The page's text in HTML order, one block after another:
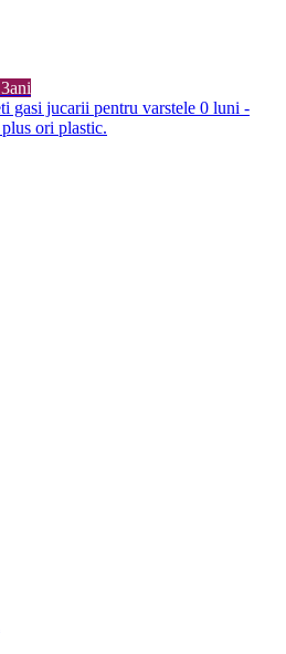
gasi jucarii pentru varstele 0 luni -
ori plastic.